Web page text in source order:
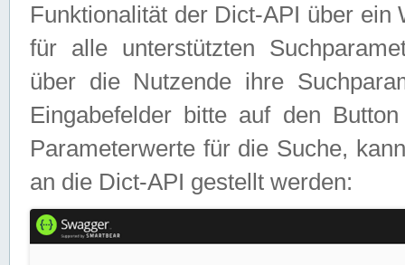
Funktionalität der Dict-API über
für alle unterstützten
über die Nutzende ihre
Eingabefelder bitte auf den
Parameterwerte für die Suche,
an die Dict-API gestellt werden: